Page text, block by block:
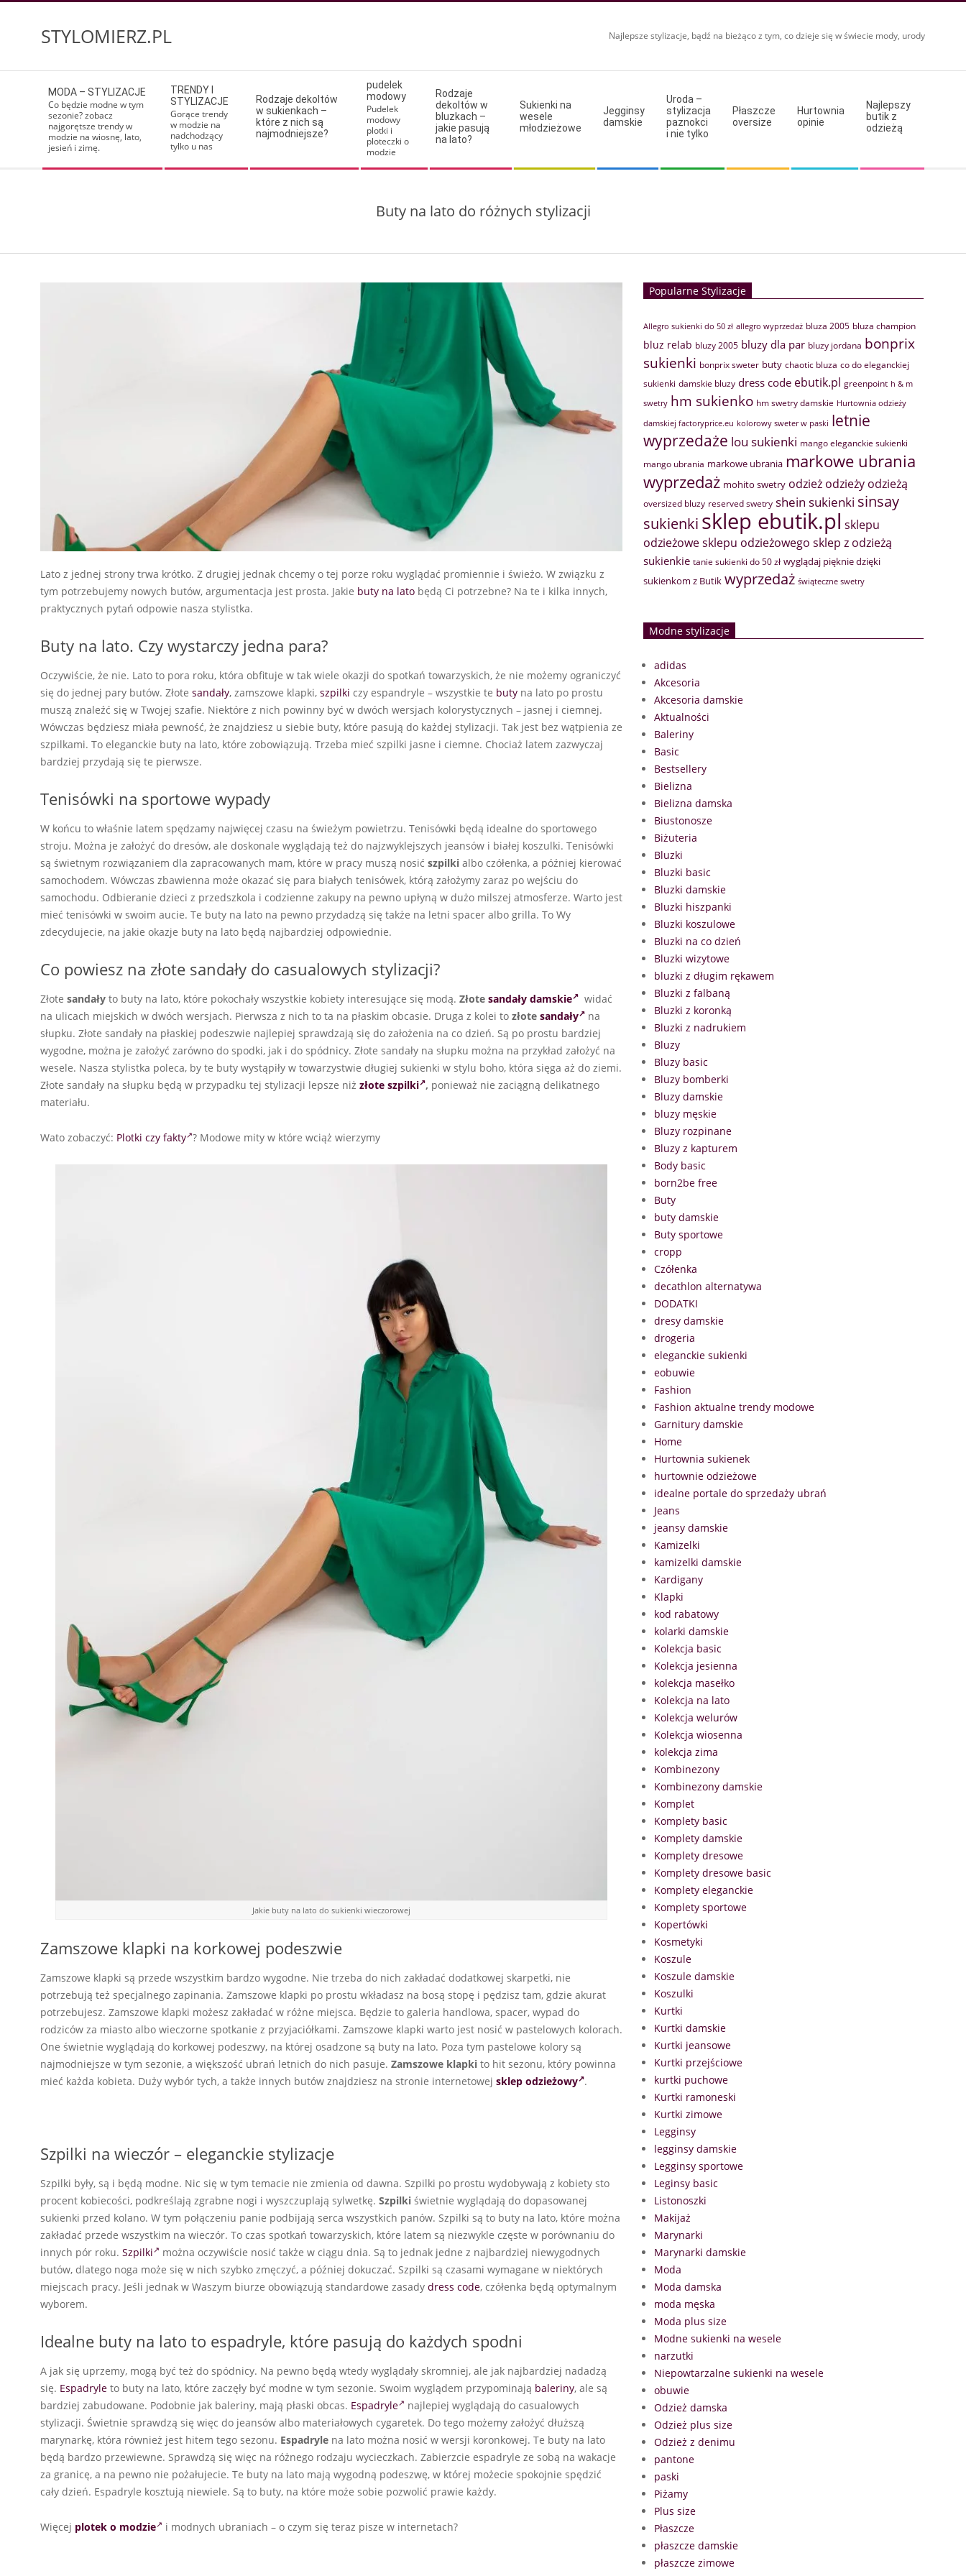
STYLOMIERZ.PL Najlepsze stylizacje, bądź na bieżąco z tym, co dzieje się w świecie mody, urody
Navigation
Menu
MODA – STYLIZACJE
Co będzie modne w tym
sezonie? zobacz
najgorętsze trendy w
modzie na wiosnę, lato,
jesień i zimę.
TRENDY I
STYLIZACJE
Gorące trendy
w modzie na
nadchodzący
tylko u nas
Rodzaje dekoltów
w sukienkach –
które z nich są
najmodniejsze?
pudelek
modowy
Pudelek
modowy
plotki i
ploteczki o
modzie
Rodzaje
dekoltów w
bluzkach –
jakie pasują
na lato?
Sukienki na
wesele
młodzieżowe
Jegginsy
damskie
Uroda –
stylizacja
paznokci
i nie tylko
Płaszcze
oversize
Hurtownia
opinie
Najlepszy
butik z
odzieżą
Buty na lato do różnych stylizacji
Lato z jednej strony trwa krótko. Z drugiej jednak chcemy o tej porze roku wyglądać promiennie i świeżo. W związku z
tym potrzebujemy nowych butów, argumentacja jest prosta. Jakie buty na lato będą Ci potrzebne? Na te i kilka innych,
praktycznych pytań odpowie nasza stylistka.
Buty na lato. Czy wystarczy jedna para?
Oczywiście, że nie. Lato to pora roku, która obfituje w tak wiele okazji do spotkań towarzyskich, że nie możemy ograniczyć
się do jednej pary butów. Złote sandały, zamszowe klapki, szpilki czy espandryle – wszystkie te buty na lato po prostu
muszą znaleźć się w Twojej szafie. Niektóre z nich powinny być w dwóch wersjach kolorystycznych – jasnej i ciemnej.
Wówczas będziesz miała pewność, że znajdziesz u siebie buty, które pasują do każdej stylizacji. Tak jest bez wątpienia ze
szpilkami. To eleganckie buty na lato, które zobowiązują. Trzeba mieć szpilki jasne i ciemne. Chociaż latem zazwyczaj
bardziej przydają się te pierwsze.
Tenisówki na sportowe wypady
W końcu to właśnie latem spędzamy najwięcej czasu na świeżym powietrzu. Tenisówki będą idealne do sportowego
stroju. Można je założyć do dresów, ale doskonale wyglądają też do najzwyklejszych jeansów i białej koszulki. Tenisówki
są świetnym rozwiązaniem dla zapracowanych mam, które w pracy muszą nosić szpilki albo czółenka, a później kierować
samochodem. Wówczas zbawienna może okazać się para białych tenisówek, którą założymy zaraz po wejściu do
samochodu. Odbieranie dzieci z przedszkola i codzienne zakupy na pewno upłyną w dużo milszej atmosferze. Warto jest
mieć tenisówki w swoim aucie. Te buty na lato na pewno przydadzą się także na letni spacer albo grilla. To Wy
zdecydujecie, na jakie okazje buty na lato będą najbardziej odpowiednie.
Co powiesz na złote sandały do casualowych stylizacji?
Złote sandały to buty na lato, które pokochały wszystkie kobiety interesujące się modą. Złote sandały damskie
widać
na ulicach miejskich w dwóch wersjach. Pierwsza z nich to ta na płaskim obcasie. Druga z kolei to złote sandały
na
słupku. Złote sandały na płaskiej podeszwie najlepiej sprawdzają się do założenia na co dzień. Są po prostu bardziej
wygodne, można je założyć zarówno do spodki, jak i do spódnicy. Złote sandały na słupku można na przykład założyć na
wesele. Nasza stylistka poleca, by te buty wystąpiły w towarzystwie długiej sukienki w stylu boho, która sięga aż do ziemi.
Złote sandały na słupku będą w przypadku tej stylizacji lepsze niż złote szpilki , ponieważ nie zaciągną delikatnego
materiału.
Wato zobaczyć: Plotki czy fakty ? Modowe mity w które wciąż wierzymy
Jakie buty na lato do sukienki wieczorowej
Zamszowe klapki na korkowej podeszwie
Zamszowe klapki są przede wszystkim bardzo wygodne. Nie trzeba do nich zakładać dodatkowej skarpetki, nie
potrzebują też specjalnego zapinania. Zamszowe klapki po prostu wkładasz na bosą stopę i pędzisz tam, gdzie akurat
potrzebujesz. Zamszowe klapki możesz zakładać w różne miejsca. Będzie to galeria handlowa, spacer, wypad do
rodziców za miasto albo wieczorne spotkanie z przyjaciółkami. Zamszowe klapki warto jest nosić w pastelowych kolorach.
One świetnie wyglądają do korkowej podeszwy, na której osadzone są buty na lato. Poza tym pastelowe kolory są
najmodniejsze w tym sezonie, a większość ubrań letnich do nich pasuje. Zamszowe klapki to hit sezonu, który powinna
mieć każda kobieta. Duży wybór tych, a także innych butów znajdziesz na stronie internetowej sklep odzieżowy .
Szpilki na wieczór – eleganckie stylizacje
Szpilki były, są i będą modne. Nic się w tym temacie nie zmienia od dawna. Szpilki po prostu wydobywają z kobiety sto
procent kobiecości, podkreślają zgrabne nogi i wyszczuplają sylwetkę. Szpilki świetnie wyglądają do dopasowanej
sukienki przed kolano. W tym połączeniu panie podbijają serca wszystkich panów. Szpilki są to buty na lato, które można
zakładać przede wszystkim na wieczór. To czas spotkań towarzyskich, które latem są niezwykle częste w porównaniu do
innych pór roku. Szpilki
można oczywiście nosić także w ciągu dnia. Są to jednak jedne z najbardziej niewygodnych
butów, dlatego noga może się w nich szybko zmęczyć, a później dokuczać. Szpilki są czasami wymagane w niektórych
miejscach pracy. Jeśli jednak w Waszym biurze obowiązują standardowe zasady dress code, czółenka będą optymalnym
wyborem.
Idealne buty na lato to espadryle, które pasują do każdych spodni
A jak się uprzemy, mogą być też do spódnicy. Na pewno będą wtedy wyglądały skromniej, ale jak najbardziej nadadzą
się. Espadryle to buty na lato, które zaczęły być modne w tym sezonie. Swoim wyglądem przypominają baleriny, ale są
bardziej zabudowane. Podobnie jak baleriny, mają płaski obcas. Espadryle
najlepiej wyglądają do casualowych
stylizacji. Świetnie sprawdzą się więc do jeansów albo materiałowych cygaretek. Do tego możemy założyć dłuższą
marynarkę, która również jest hitem tego sezonu. Espadryle na lato można nosić w wersji koronkowej. Te buty na lato
będą bardzo przewiewne. Sprawdzą się więc na różnego rodzaju wycieczkach. Zabierzcie espadryle ze sobą na wakacje
za granicę, a na pewno nie pożałujecie. Te buty na lato mają wygodną podeszwę, w której możecie spokojnie spędzić
cały dzień. Espadryle kosztują niewiele. Są to buty, na które może sobie pozwolić prawie każdy.
Więcej plotek o modzie i modnych ubraniach – o czym się teraz pisze w internetach?
Popularne Stylizacje
Allegro sukienki do 50 zł allegro wyprzedaż bluza 2005 bluza champion
bluz relab bluzy 2005 bluzy dla par bluzy jordana bonprix
sukienki bonprix sweter buty chaotic bluza co do eleganckiej
sukienki damskie bluzy dress code ebutik.pl greenpoint h & m
swetry hm sukienko hm swetry damskie Hurtownia odzieży
damskiej factoryprice.eu kolorowy sweter w paski letnie
wyprzedaże lou sukienki mango eleganckie sukienki
mango ubrania markowe ubrania markowe ubrania
wyprzedaż mohito swetry odzież odzieży odzieżą
oversized bluzy reserved swetry shein sukienki sinsay
sukienki sklep ebutik.pl sklepu
odzieżowesklepu odzieżowego sklep z odzieżą
sukienkie tanie sukienki do 50 zł wyglądaj pięknie dzięki
sukienkom z Butik wyprzedaż świąteczne swetry
Modne stylizacje
adidas
Akcesoria
Akcesoria damskie
Aktualności
Baleriny
Basic
Bestsellery
Bielizna
Bielizna damska
Biustonosze
Biżuteria
Bluzki
Bluzki basic
Bluzki damskie
Bluzki hiszpanki
Bluzki koszulowe
Bluzki na co dzień
Bluzki wizytowe
bluzki z długim rękawem
Bluzki z falbaną
Bluzki z koronką
Bluzki z nadrukiem
Bluzy
Bluzy basic
Bluzy bomberki
Bluzy damskie
bluzy męskie
Bluzy rozpinane
Bluzy z kapturem
Body basic
born2be free
Buty
buty damskie
Buty sportowe
cropp
Czółenka
decathlon alternatywa
DODATKI
dresy damskie
drogeria
eleganckie sukienki
eobuwie
Fashion
Fashion aktualne trendy modowe
Garnitury damskie
Home
Hurtownia sukienek
hurtownie odzieżowe
idealne portale do sprzedaży ubrań
Jeans
jeansy damskie
Kamizelki
kamizelki damskie
Kardigany
Klapki
kod rabatowy
kolarki damskie
Kolekcja basic
Kolekcja jesienna
kolekcja masełko
Kolekcja na lato
Kolekcja welurów
Kolekcja wiosenna
kolekcja zima
Kombinezony
Kombinezony damskie
Komplet
Komplety basic
Komplety damskie
Komplety dresowe
Komplety dresowe basic
Komplety eleganckie
Komplety sportowe
Kopertówki
Kosmetyki
Koszule
Koszule damskie
Koszulki
Kurtki
Kurtki damskie
Kurtki jeansowe
Kurtki przejściowe
kurtki puchowe
Kurtki ramoneski
Kurtki zimowe
Legginsy
legginsy damskie
Legginsy sportowe
Leginsy basic
Listonoszki
Makijaż
Marynarki
Marynarki damskie
Moda
Moda damska
moda męska
Moda plus size
Modne sukienki na wesele
narzutki
Niepowtarzalne sukienki na wesele
obuwie
Odzież damska
Odzież plus size
Odzież z denimu
pantone
paski
Piżamy
Plus size
Płaszcze
płaszcze damskie
płaszcze zimowe